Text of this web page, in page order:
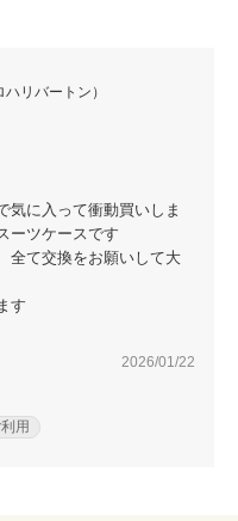
リバートン）
気に入って衝動買いしま
ーツケースです
全て交換をお願いして大
す
2026/01/22
用